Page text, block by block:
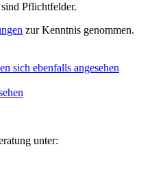
Pflichtfelder.
zur Kenntnis genommen.
sich ebenfalls angesehen
unter: